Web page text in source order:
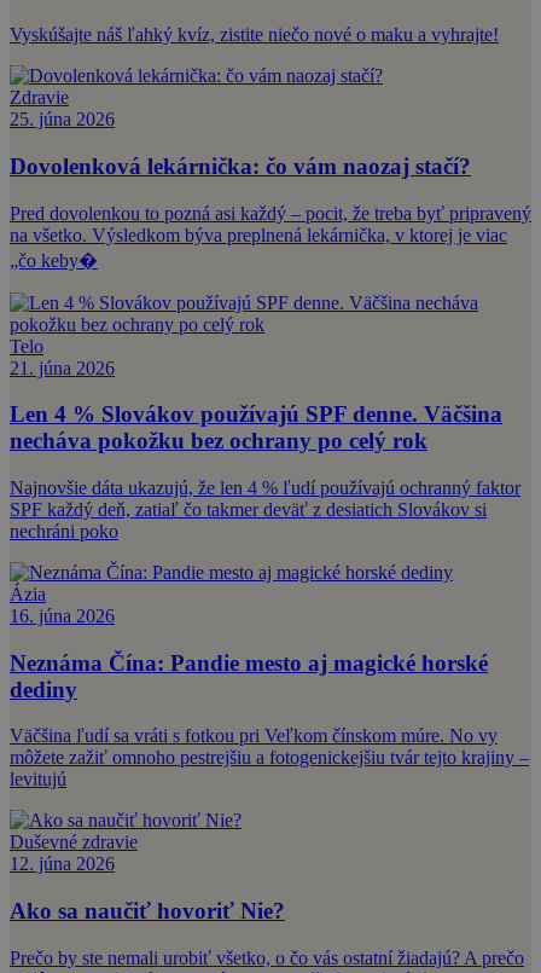
Vyskúšajte náš ľahký kvíz, zistite niečo nové o maku a vyhrajte!
Zdravie
25. júna 2026
Dovolenková lekárnička: čo vám naozaj stačí?
Pred dovolenkou to pozná asi každý – pocit, že treba byť pripravený
na všetko. Výsledkom býva preplnená lekárnička, v ktorej je viac
„čo keby�
Telo
21. júna 2026
Len 4 % Slovákov používajú SPF denne. Väčšina
necháva pokožku bez ochrany po celý rok
Najnovšie dáta ukazujú, že len 4 % ľudí používajú ochranný faktor
SPF každý deň, zatiaľ čo takmer deväť z desiatich Slovákov si
nechráni poko
Ázia
16. júna 2026
Neznáma Čína: Pandie mesto aj magické horské
dediny
Väčšina ľudí sa vráti s fotkou pri Veľkom čínskom múre. No vy
môžete zažiť omnoho pestrejšiu a fotogenickejšiu tvár tejto krajiny –
levitujú
Duševné zdravie
12. júna 2026
Ako sa naučiť hovoriť Nie?
Prečo by ste nemali urobiť všetko, o čo vás ostatní žiadajú? A prečo